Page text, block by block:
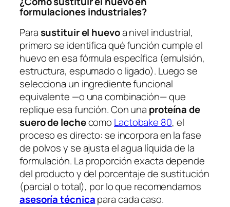
formulaciones industriales?
Parasustituir el huevoa nivel industrial,
primero se identifica qué función cumple el
huevo en esa fórmula específica (emulsión,
estructura, espumado o ligado). Luego se
selecciona un ingrediente funcional
equivalente —o una combinación— que
replique esa función. Con una proteína de
suero de lechecomo Lactobake 80, el
proceso es directo: se incorpora en la fase
de polvos y se ajusta el agua líquida de la
formulación. La proporción exacta depende
del producto y del porcentaje de sustitución
(parcial o total), por lo que recomendamos
asesoría técnicapara cada caso.